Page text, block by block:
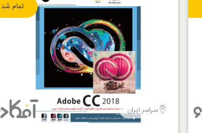
تمام شد
سراسر ایران